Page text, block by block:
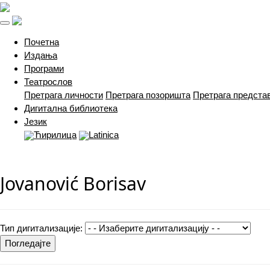
Почетна(current)
Издања
Програми
Театрослов
Претрага личности Претрага позоришта Претрага
Дигитална библиотека
Језик
Ћирилица
Latinica
Jovanović Borisav
Тип дигитализације:
Погледајте